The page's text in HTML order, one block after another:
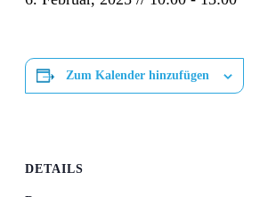
Zum Kalender hinzufügen
DETAILS